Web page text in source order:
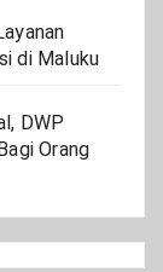
di Maluku
DWP
Orang